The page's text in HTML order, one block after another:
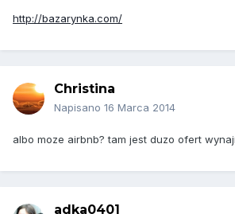
http://bazarynka.com/
Christina
Napisano 16 Marca 2014
albo moze airbnb? tam jest duzo ofert
adka0401